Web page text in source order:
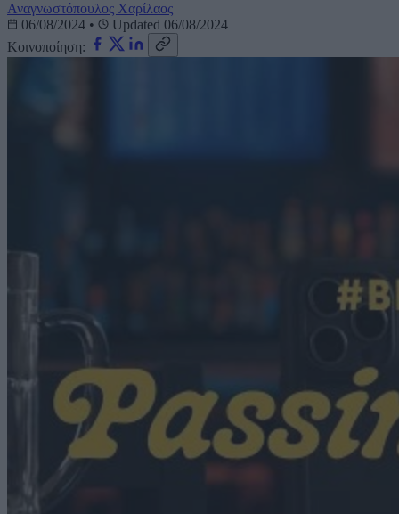
Αναγνωστόπουλος Χαρίλαος
06/08/2024 •
Updated 06/08/2024
Κοινοποίηση: